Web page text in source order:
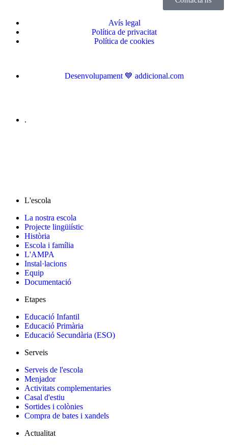
Avís legal
Política de privacitat
Política de cookies
Desenvolupament 💙 addicional.com
.
L'escola
La nostra escola
Projecte lingüiístic
Història
Escola i família
L'AMPA
Instal·lacions
Equip
Documentació
Etapes
Educació Infantil
Educació Primària
Educació Secundària (ESO)
Serveis
Serveis de l'escola
Menjador
Activitats complementaries
Casal d'estiu
Sortides i colònies
Compra de bates i xandels
Actualitat